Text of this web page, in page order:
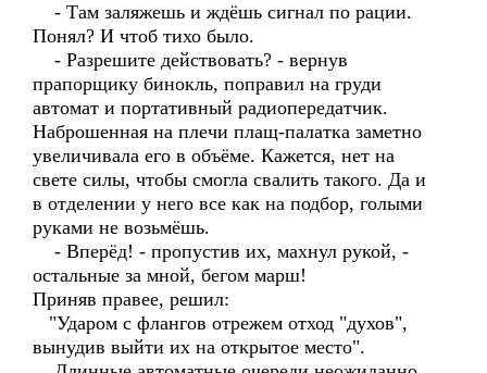
- Там заляжешь и ждёшь сигнал по рации.
Понял? И чтоб тихо было.
- Разрешите действовать? - вернув
прапорщику бинокль, поправил на груди
автомат и портативный радиопередатчик.
Наброшенная на плечи плащ-палатка заметно
увеличивала его в объёме. Кажется, нет на
свете силы, чтобы смогла свалить такого. Да и
в отделении у него все как на подбор, голыми
руками не возьмёшь.
- Вперёд! - пропустив их, махнул рукой, -
остальные за мной, бегом марш!
Приняв правее, решил:
"Ударом с флангов отрежем отход "духов",
вынудив выйти их на открытое место".